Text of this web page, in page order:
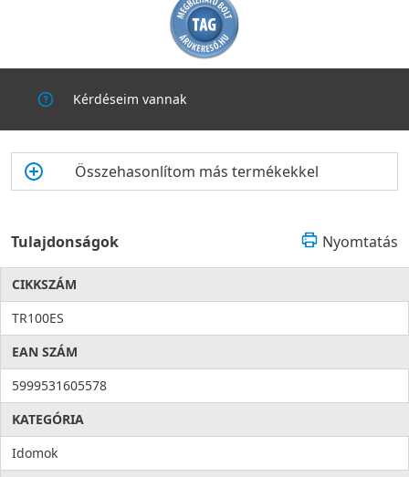
Kérdéseim vannak
Összehasonlítom más termékekkel
Tulajdonságok Nyomtatás
CIKKSZÁM
TR100ES
EAN SZÁM
5999531605578
KATEGÓRIA
Idomok